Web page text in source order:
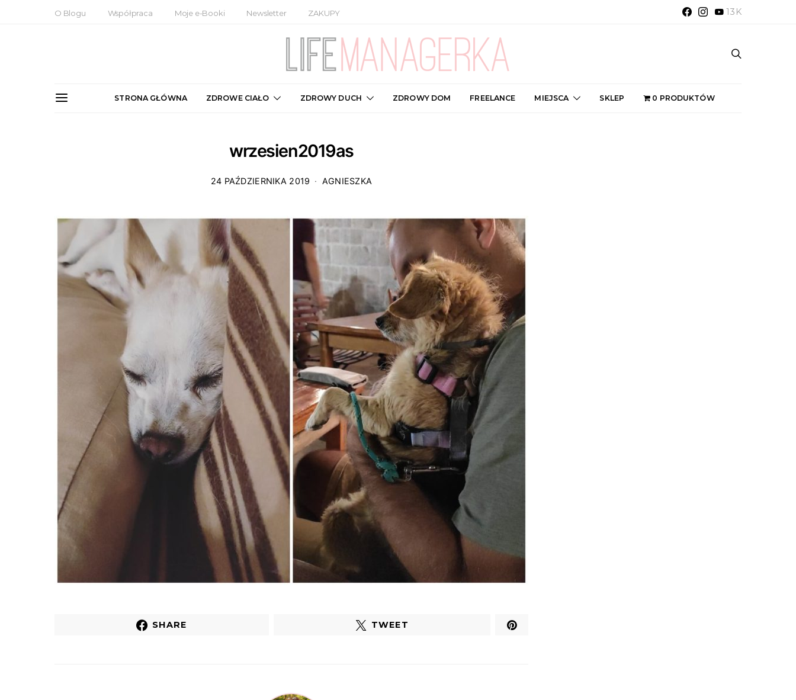
O Blogu Współpraca Moje e-Booki Newsletter ZAKUPY 13K
STRONA GŁÓWNA ZDROWE CIAŁO ZDROWY DUCH ZDROWY DOM FREELANCE MIEJSCA SKLEP 0 PRODUKTÓW
wrzesien2019as
24 PAŹDZIERNIKA 2019 AGNIESZKA
SHARE TWEET